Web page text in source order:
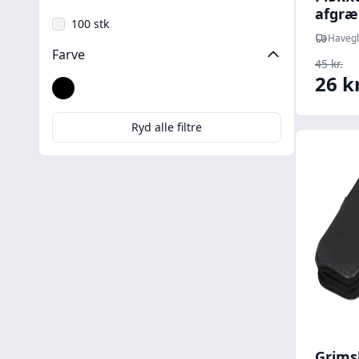
100 stk
Farve
Sort
Ryd alle filtre
krog
45 kr.
26